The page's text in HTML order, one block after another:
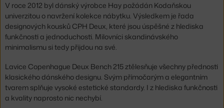
V roce 2012 byl dánský výrobce Hay požádán Kodaňskou
univerzitou o navržení kolekce nábytku. Výsledkem je řada
designových kousků CPH Deux, které jsou úspěšné z hlediska
funkčnosti a jednoduchosti. Milovníci skandinávského
minimalismu si tedy přijdou na své.
Lavice Copenhague Deux Bench 215 ztělesňuje všechny přednosti
klasického dánského designu. Svým přímočarým a elegantním
tvarem splňuje vysoké estetické standardy. I z hlediska funkčnosti
a kvality naprosto nic nechybí.